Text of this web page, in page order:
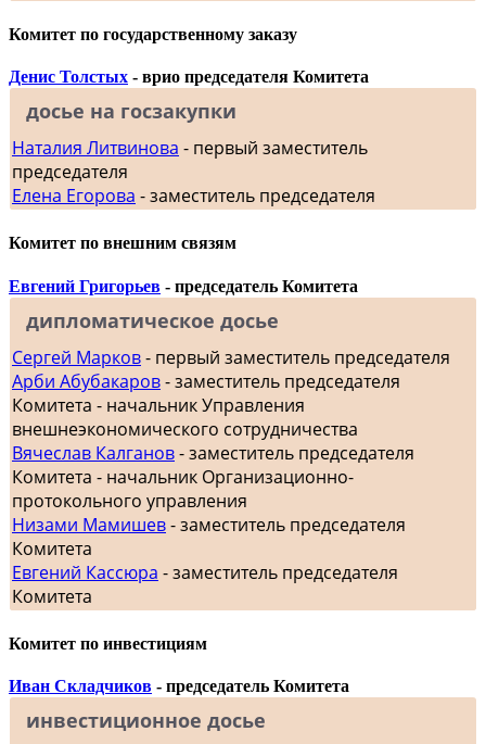
Комитет по государственному заказу
Денис Толстых - врио председателя Комитета
досье на госзакупки
Наталия Литвинова - первый заместитель
председателя
Елена Егорова - заместитель председателя
Комитет по внешним связям
Евгений Григорьев - председатель Комитета
дипломатическое досье
Сергей Марков- первый заместитель председателя
Арби Абубакаров- заместитель председателя
Комитета - начальник Управления
внешнеэкономического сотрудничества
Вячеслав Калганов- заместитель председателя
Комитета - начальник Организационно-
протокольного управления
Низами Мамишев- заместитель председателя
Комитета
Евгений Кассюра - заместитель председателя
Комитета
Комитет по инвестициям
Иван Складчиков - председатель Комитета
инвестиционное досье